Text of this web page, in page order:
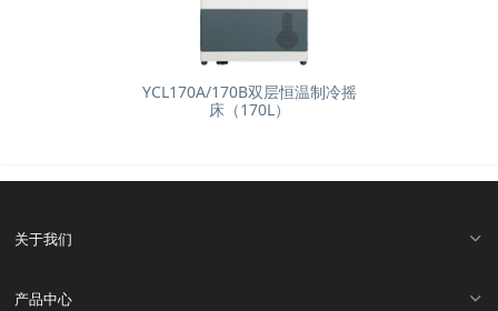
YCL170A/170B双层恒温制冷摇
床（170L）
关于我们
产品中心